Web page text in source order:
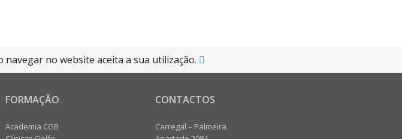
navegar no website aceita a sua utilização.
FORMAÇÃO
Academia CGB
CONTACTOS
Carregal – Palmeira